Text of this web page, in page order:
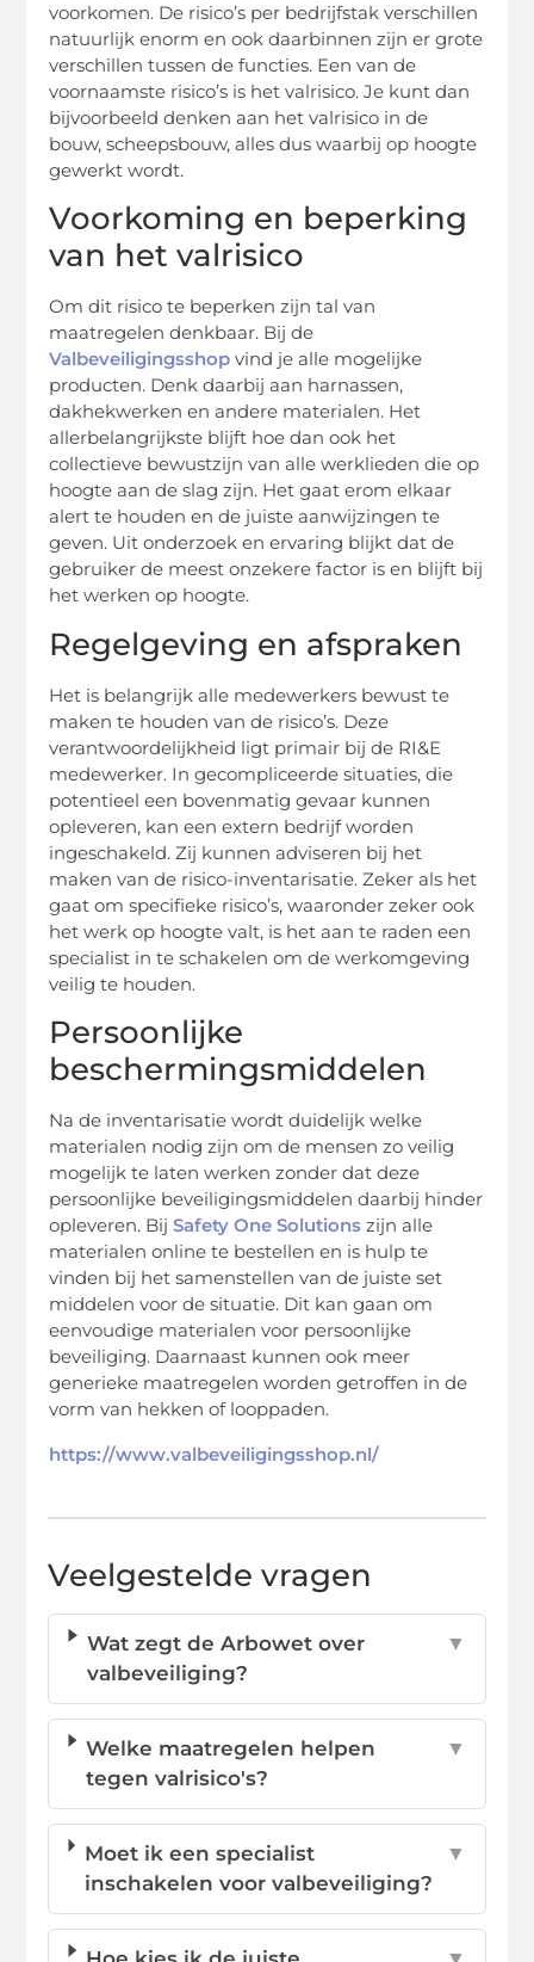
voorkomen. De risico’s per bedrijfstak verschillen
natuurlijk enorm en ook daarbinnen zijn er grote
verschillen tussen de functies. Een van de
voornaamste risico’s is het valrisico. Je kunt dan
bijvoorbeeld denken aan het valrisico in de
bouw, scheepsbouw, alles dus waarbij op hoogte
gewerkt wordt.
Voorkoming en beperking
van het valrisico
Om dit risico te beperken zijn tal van
maatregelen denkbaar. Bij de
Valbeveiligingsshop vind je alle mogelijke
producten. Denk daarbij aan harnassen,
dakhekwerken en andere materialen. Het
allerbelangrijkste blijft hoe dan ook het
collectieve bewustzijn van alle werklieden die op
hoogte aan de slag zijn. Het gaat erom elkaar
alert te houden en de juiste aanwijzingen te
geven. Uit onderzoek en ervaring blijkt dat de
gebruiker de meest onzekere factor is en blijft bij
het werken op hoogte.
Regelgeving en afspraken
Het is belangrijk alle medewerkers bewust te
maken te houden van de risico’s. Deze
verantwoordelijkheid ligt primair bij de RI&E
medewerker. In gecompliceerde situaties, die
potentieel een bovenmatig gevaar kunnen
opleveren, kan een extern bedrijf worden
ingeschakeld. Zij kunnen adviseren bij het
maken van de risico-inventarisatie. Zeker als het
gaat om specifieke risico’s, waaronder zeker ook
het werk op hoogte valt, is het aan te raden een
specialist in te schakelen om de werkomgeving
veilig te houden.
Persoonlijke
beschermingsmiddelen
Na de inventarisatie wordt duidelijk welke
materialen nodig zijn om de mensen zo veilig
mogelijk te laten werken zonder dat deze
persoonlijke beveiligingsmiddelen daarbij hinder
opleveren. BijSafety One Solutions zijn alle
materialen online te bestellen en is hulp te
vinden bij het samenstellen van de juiste set
middelen voor de situatie. Dit kan gaan om
eenvoudige materialen voor persoonlijke
beveiliging. Daarnaast kunnen ook meer
generieke maatregelen worden getroffen in de
vorm van hekken of looppaden.
https://www.valbeveiligingsshop.nl/
Veelgestelde vragen
Wat zegt de Arbowet over
valbeveiliging?
▼
Welke maatregelen helpen
tegen valrisico's?
▼
Moet ik een specialist
inschakelen voor valbeveiliging?
▼